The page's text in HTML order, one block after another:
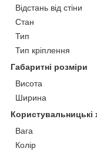
Відстань від стіни
Стан
Тип
Тип кріплення
Габаритні розміри
Висота
Ширина
Користувальницькі
Вага
Колір